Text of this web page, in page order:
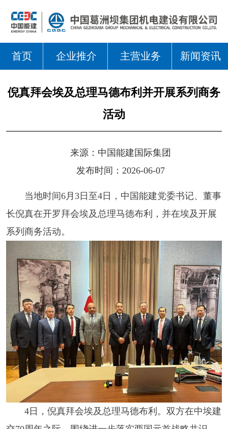
首页 企业推介 主营业务 新闻资讯
倪真拜会埃及总理马德布利并开展系列商务
活动
来源： 中国能建国际集团
发布时间：2026-06-07
当地时间6月3日至4日，中国能建党委书记、董事
长倪真在开罗拜会埃及总理马德布利，并在埃及开展
系列商务活动。
4日，倪真拜会埃及总理马德布利。双方在中埃建